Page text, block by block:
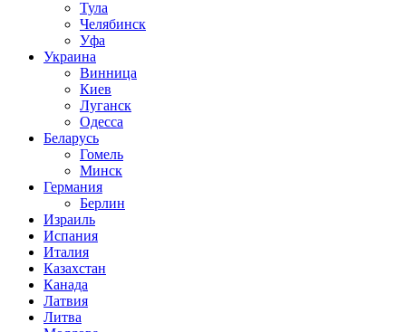
Тула
Челябинск
Уфа
Украина
Винница
Киев
Луганск
Одесса
Беларусь
Гомель
Минск
Германия
Берлин
Израиль
Испания
Италия
Казахстан
Канада
Латвия
Литва